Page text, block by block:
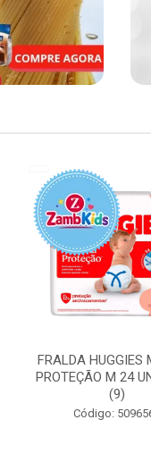
FRALDA HUGGIES
PROTEÇÃO M 24
(9)
Código: